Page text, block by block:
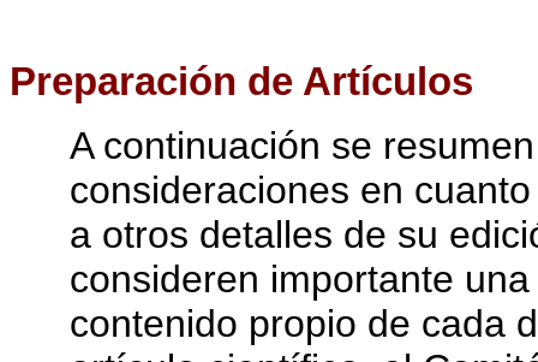
Preparación de Artículos
A continuación se
consideraciones en
a otros detalles de su
consideren importante
contenido propio de cada